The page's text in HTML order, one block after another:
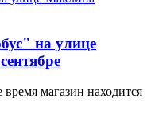
на улице
магазин находится